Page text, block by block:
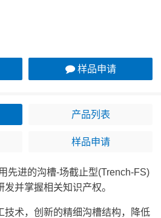
样品申请
产品列表
样品申请
先进的沟槽-场截止型(Trench-FS)
发并掌握相关知识产权。
技术，创新的精细沟槽结构，降低